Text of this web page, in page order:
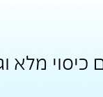
מלא